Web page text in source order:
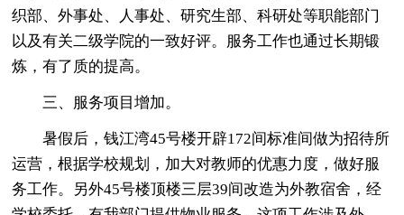
织部、外事处、人事处、研究生部、科研处等职能部门
以及有关二级学院的一致好评。服务工作也通过长期锻
炼，有了质的提高。
三、服务项目增加。
暑假后，钱江湾45号楼开辟172间标准间做为招待所
运营，根据学校规划，加大对教师的优惠力度，做好服
务工作。另外45号楼顶楼三层39间改造为外教宿舍，经